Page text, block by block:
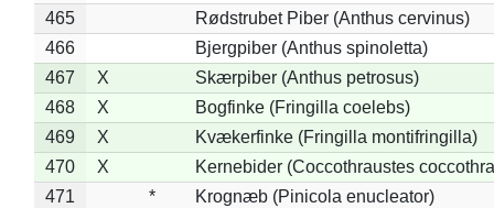
465
Rødstrubet Piber (Anthus cervinus)
466
Bjergpiber (Anthus spinoletta)
467
X
Skærpiber (Anthus petrosus)
468
X
Bogfinke (Fringilla coelebs)
469
X
Kvækerfinke (Fringilla montifringilla)
470
X
Kernebider (Coccothraustes
471
*
Krognæb (Pinicola enucleator)